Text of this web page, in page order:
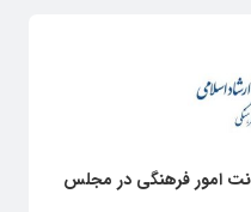
امور فرهنگی در مجلس